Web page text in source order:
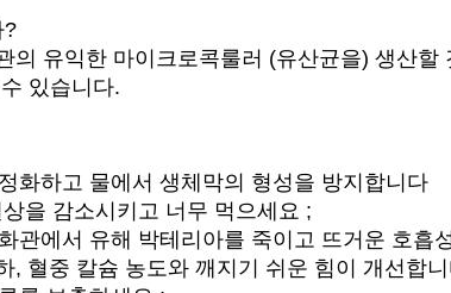
?
의 유익한 마이크로콕룰러 (유산균을) 생산
있습니다.
화하고 물에서 생체막의 형성을 방지합니다
을 감소시키고 너무 먹으세요 ;
관에서 유해 박테리아를 죽이고 뜨거운 호흡
, 혈중 칼슘 농도와 깨지기 쉬운 힘이 개선합